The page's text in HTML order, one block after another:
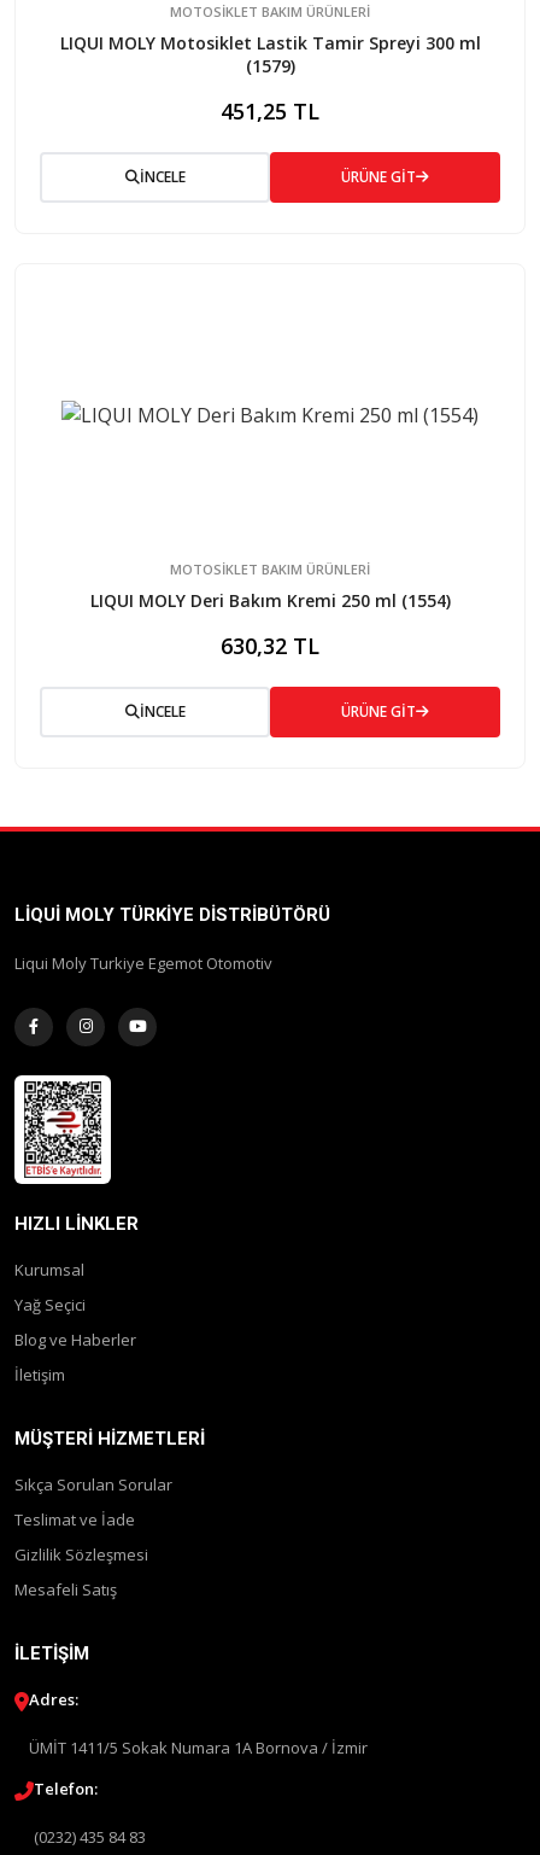
MOTOSİKLET BAKIM ÜRÜNLERİ
LIQUI MOLY Motosiklet Lastik Tamir Spreyi 300 ml
(1579)
451,25 TL
İNCELE ÜRÜNE GİT
MOTOSİKLET BAKIM ÜRÜNLERİ
LIQUI MOLY Deri Bakım Kremi 250 ml (1554)
630,32 TL
İNCELE ÜRÜNE GİT
LIQUI MOLY TÜRKIYE DISTRIBÜTÖRÜ
Liqui Moly Turkiye Egemot Otomotiv
HIZLI LINKLER
Kurumsal
Yağ Seçici
Blog ve Haberler
İletişim
MÜŞTERI HIZMETLERI
Sıkça Sorulan Sorular
Teslimat ve İade
Gizlilik Sözleşmesi
Mesafeli Satış
İLETIŞIM
Adres:
ÜMİT 1411/5 Sokak Numara 1A Bornova / İzmir
Telefon:
(0232) 435 84 83